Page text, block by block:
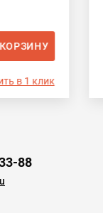
в 1 клик
88